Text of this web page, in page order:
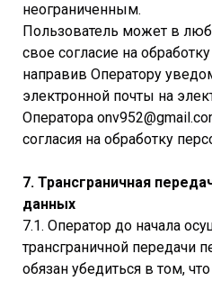
неограниченным.
Пользователь может в
свое согласие на
направив Оператору
электронной почты на
Оператора
согласия на обработку
7. Трансграничная
данных
7.1. Оператор до начала
трансграничной передачи
обязан убедиться в том,